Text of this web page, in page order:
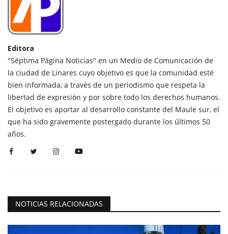
Editora
"Séptima Página Noticias" en un Medio de Comunicación de
la ciudad de Linares cuyo objetivo es que la comunidad esté
bien informada, a través de un periodismo que respeta la
libertad de expresión y por sobre todo los derechos humanos.
El objetivo es aportar al desarrollo constante del Maule sur, el
que ha sido gravemente postergado durante los últimos 50
años.
NOTICIAS RELACIONADAS